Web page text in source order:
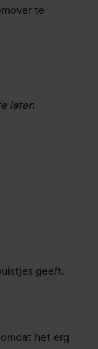
te
laten
geleden
geeft,
het erg